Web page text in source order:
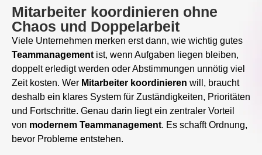
Mitarbeiter koordinieren ohne
Chaos und Doppelarbeit
Viele Unternehmen merken erst dann, wie wichtig gutes
Teammanagement ist, wenn Aufgaben liegen bleiben,
doppelt erledigt werden oder Abstimmungen unnötig viel
Zeit kosten. Wer Mitarbeiter koordinieren will, braucht
deshalb ein klares System für Zuständigkeiten, Prioritäten
und Fortschritte. Genau darin liegt ein zentraler Vorteil
von modernem Teammanagement. Es schafft Ordnung,
bevor Probleme entstehen.